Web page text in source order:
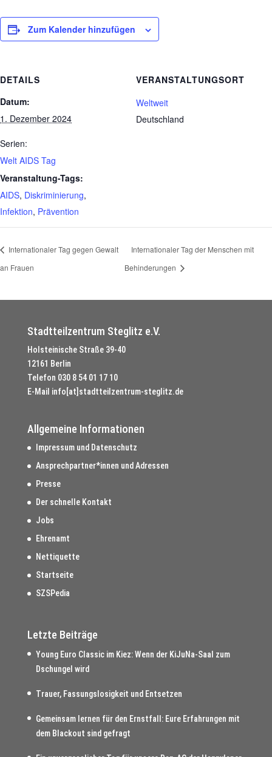
Zum Kalender hinzufügen
DETAILS
Datum:
1. Dezember 2024
Serien:
Welt AIDS Tag
Veranstaltung-Tags:
AIDS, Diskriminierung,
Infektion, Prävention
VERANSTALTUNGSORT
Weltweit
Deutschland
Internationaler Tag gegen Gewalt
an Frauen
Internationaler Tag der Menschen mit
Behinderungen
Stadtteilzentrum Steglitz e.V.
Holsteinische Straße 39-40
12161 Berlin
Telefon 030 8 54 01 17 10
E-Mail info[at]stadtteilzentrum-steglitz.de
Allgemeine Informationen
Impressum und Datenschutz
Ansprechpartner*innen und Adressen
Presse
Der schnelle Kontakt
Jobs
Ehrenamt
Nettiquette
Startseite
SZSPedia
Letzte Beiträge
Young Euro Classic im Kiez: Wenn der KiJuNa-Saal zum
Dschungel wird
Trauer, Fassungslosigkeit und Entsetzen
Gemeinsam lernen für den Ernstfall: Eure Erfahrungen mit
dem Blackout sind gefragt